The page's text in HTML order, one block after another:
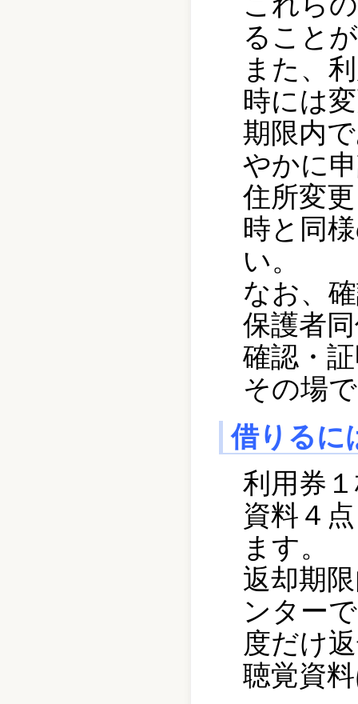
ること
また、
時には
期限内
やかに
住所変
時と同
い。
なお、
保護者
確認・
その場
借りる
利用券
資料４
ます。
返却期
ンター
度だけ
聴覚資